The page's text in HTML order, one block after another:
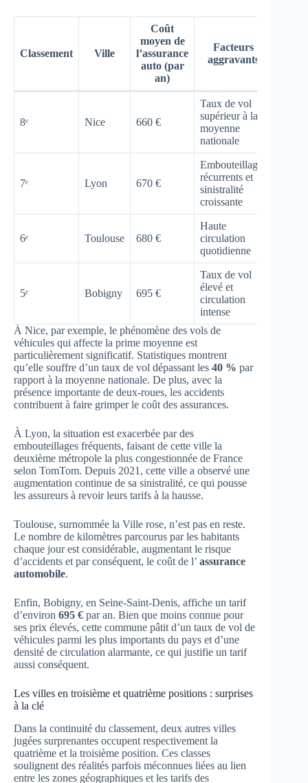
Classement Ville
Coût
moyen de
l’assurance
auto (par
an)
Facteurs
aggravants
8ᵉ Nice 660 €
Taux de vol
supérieur à la
moyenne
nationale
7ᵉ Lyon 670 €
Embouteillages
récurrents et
sinistralité
croissante
6ᵉ Toulouse 680 €
Haute
circulation
quotidienne
5ᵉ Bobigny 695 €
Taux de vol
élevé et
circulation
intense
À Nice, par exemple, le phénomène des vols de
véhicules qui affecte la prime moyenne est
particulièrement significatif. Statistiques montrent
qu’elle souffre d’un taux de vol dépassant les 40 % par
rapport à la moyenne nationale. De plus, avec la
présence importante de deux-roues, les accidents
contribuent à faire grimper le coût des assurances.
À Lyon, la situation est exacerbée par des
embouteillages fréquents, faisant de cette ville la
deuxième métropole la plus congestionnée de France
selon TomTom. Depuis 2021, cette ville a observé une
augmentation continue de sa sinistralité, ce qui pousse
les assureurs à revoir leurs tarifs à la hausse.
Toulouse, surnommée la Ville rose, n’est pas en reste.
Le nombre de kilomètres parcourus par les habitants
chaque jour est considérable, augmentant le risque
d’accidents et par conséquent, le coût de l’ assurance
automobile.
Enfin, Bobigny, en Seine-Saint-Denis, affiche un tarif
d’environ 695 € par an. Bien que moins connue pour
ses prix élevés, cette commune pâtit d’un taux de vol de
véhicules parmi les plus importants du pays et d’une
densité de circulation alarmante, ce qui justifie un tarif
aussi conséquent.
Les villes en troisième et quatrième positions : surprises
à la clé
Dans la continuité du classement, deux autres villes
jugées surprenantes occupent respectivement la
quatrième et la troisième position. Ces classes
soulignent des réalités parfois méconnues liées au lien
entre les zones géographiques et les tarifs des